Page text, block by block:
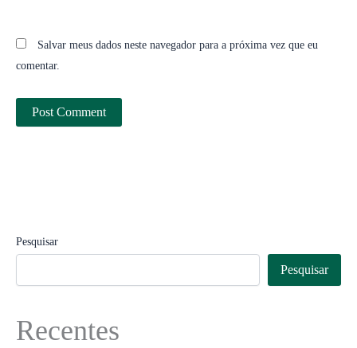
Salvar meus dados neste navegador para a próxima vez que eu
comentar.
Pesquisar
Pesquisar
Recentes